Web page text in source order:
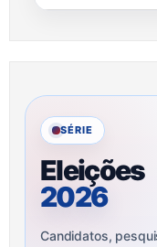
SÉRIE
Eleições
2026
Candidatos,